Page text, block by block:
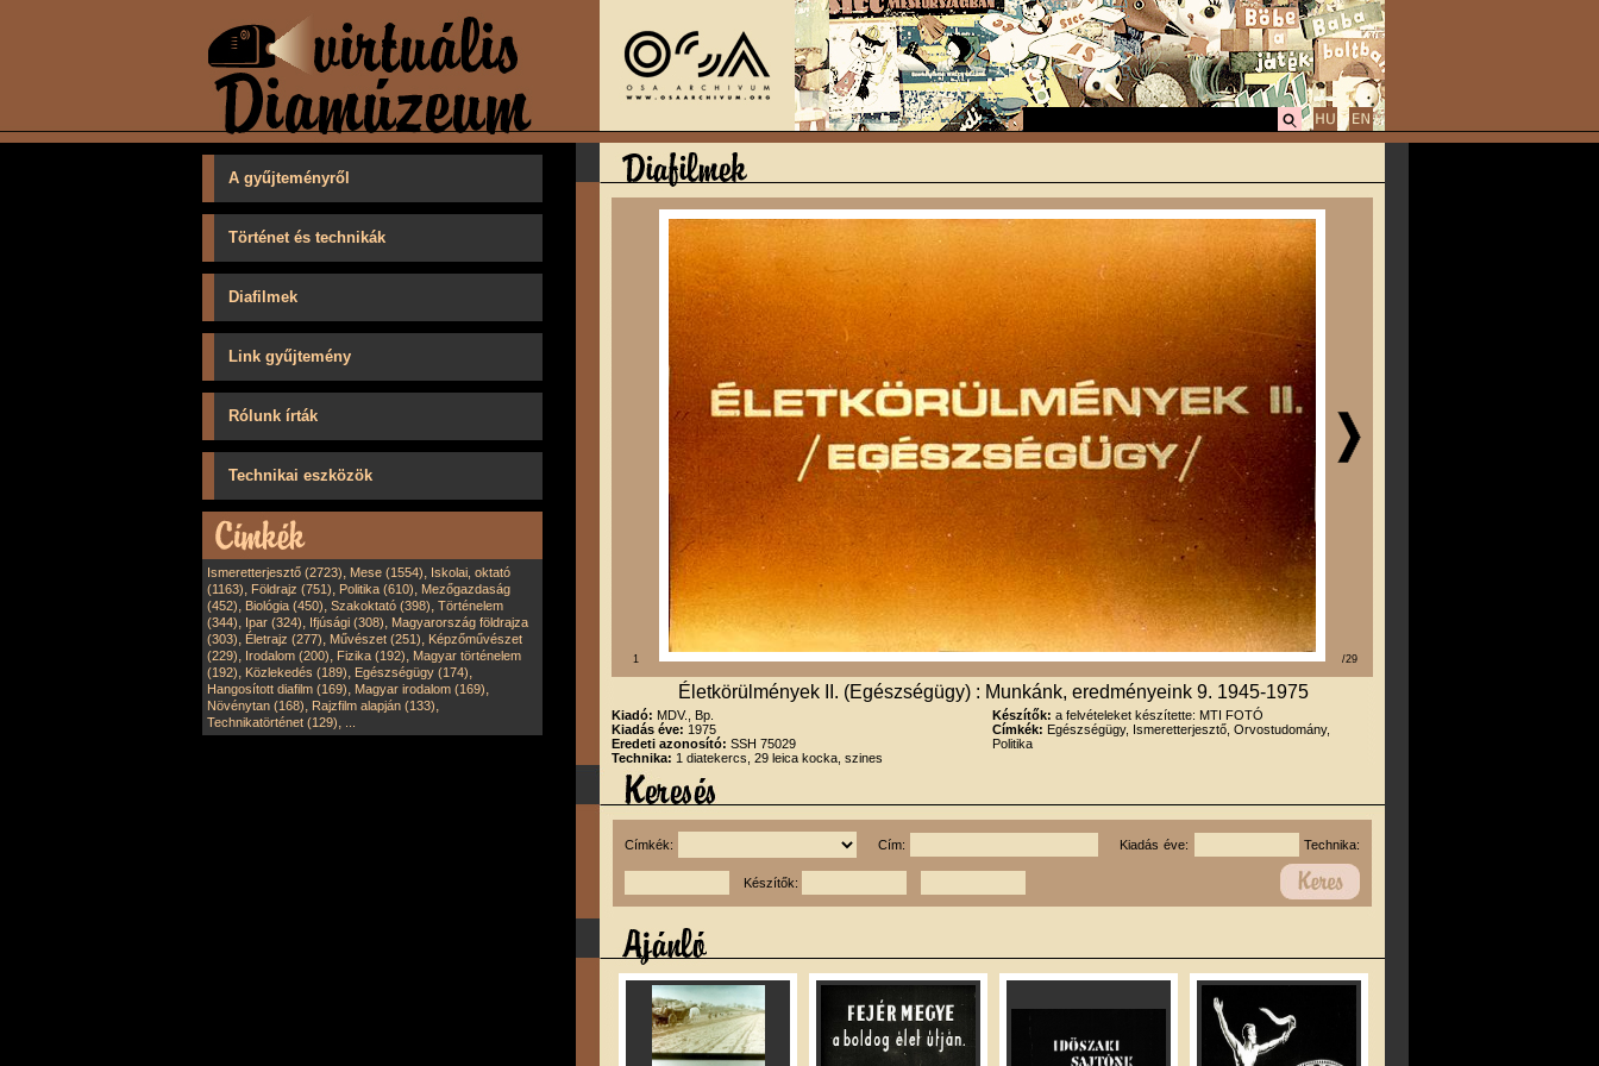
A gyűjteményről
Történet és technikák
Diafilmek
Link gyűjtemény
Rólunk írták
Technikai eszközök
Ismeretterjesztő (2723), Mese (1554), Iskolai, oktató
(1163), Földrajz (751), Politika (610), Mezőgazdaság
(452), Biológia (450), Szakoktató (398), Történelem
(344), Ipar (324), Ifjúsági (308), Magyarország földrajza
(303), Életrajz (277), Művészet (251), Képzőművészet
(229), Irodalom (200), Fizika (192), Magyar történelem
(192), Közlekedés (189), Egészségügy (174),
Hangosított diafilm (169), Magyar irodalom (169),
Növénytan (168), Rajzfilm alapján (133),
Technikatörténet (129),
1 /29
Életkörülmények II. (Egészségügy) : Munkánk, eredményeink 9. 1945-1975
Kiadó: MDV., Bp.
Kiadás éve: 1975
Eredeti azonosító: SSH 75029
Technika: 1 diatekercs, 29 leica kocka, szines
Készítők: a felvételeket készítette: MTI FOTÓ
Címkék: Egészségügy, Ismeretterjesztő, Orvostudomány,
Politika
Címkék: Cím: Kiadás éve: Technika:
Készítők: